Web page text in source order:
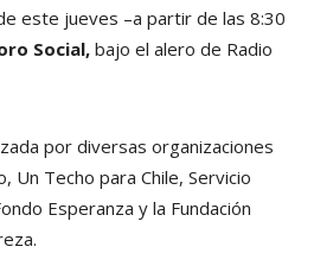
este jueves –a partir de las 8:30
Social, bajo el alero de Radio
por diversas organizaciones
Un Techo para Chile, Servicio
Esperanza y la Fundación